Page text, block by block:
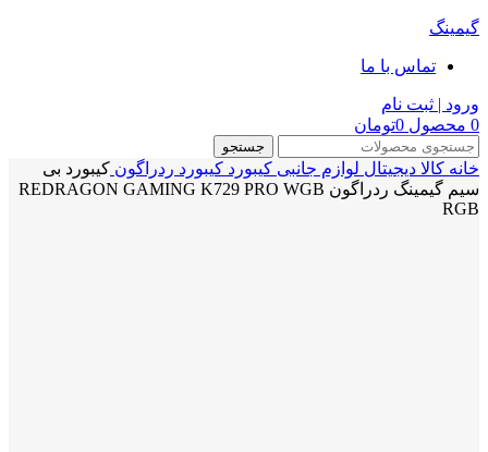
گیمینگ
تماس با ما
ورود | ثبت نام
0 محصول 0تومان
جستجو
خانه کالا دیجیتال لوازم جانبی کیبورد کیبورد ردراگون کیبورد بی
سیم گیمینگ ردراگون REDRAGON GAMING K729 PRO WGB
RGB